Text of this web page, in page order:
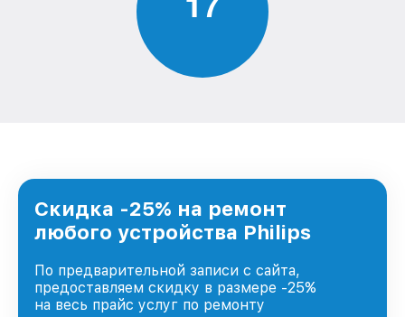
Скидка -25% на ремонт
любого устройства Philips
По предварительной записи с сайта,
предоставляем скидку в размере -25%
на весь прайс услуг по ремонту